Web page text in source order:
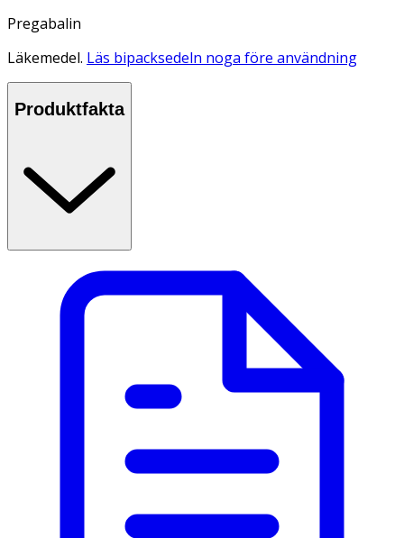
Pregabalin
Läkemedel. Läs bipacksedeln noga före användning
Produktfakta